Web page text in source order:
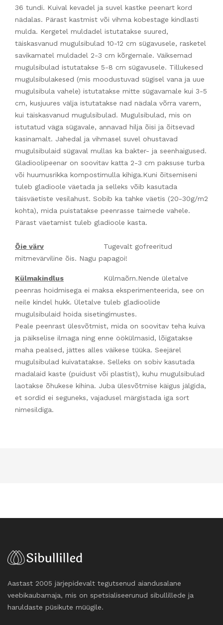
36 tundi. Kuival kevadel ja suvel kastke peenart kord
nädalas. Pärast kastmist või vihma kobestage kindlasti
mulda. Kergetel muldadel istutatakse suured,
täiskasvanud mugulsibulad 10-12 cm sügavusele, rasketel
savikamatel muldadel 2-3 cm kõrgemale. Väiksemad
mugulsibulad istutatakse 5-8 cm sügavusele. Tillukesed
mugulsibulakesed (mis moodustuvad sügisel vana ja uue
mugulsibula vahele) istutatakse mitte sügavamale kui 3-5
cm, kusjuures välja istutatakse nad nädala võrra varem,
kui täiskasvanud mugulsibulad. Mugulsibulad, mis on
istutatud väga sügavale, annavad hilja õisi ja õitsevad
kasinamalt. Jahedal ja vihmasel suvel ohustavad
mugulsibulaid sügaval mullas ka bakter- ja seenhaigused.
Gladioolipeenar on soovitav katta 2-3 cm paksuse turba
või huumusrikka kompostimulla kihiga.Kuni õitsemiseni
tuleb gladioole väetada ja selleks võib kasutada
täisväetiste vesilahust. Sobib ka tahke väetis (20-30g/m2
kohta), mida puistatakse peenrasse taimede vahele.
Pärast väetamist tuleb gladioole kasta.
Õie värv Tugevalt gofreeritud
mitmevärviline õis. Nagu papagoi!
Külmakindlus Külmaõrn.Nende ületalve
peenras hoidmisega ei maksa eksperimenteerida, see on
neile kindel hukk. Ületalve tuleb gladioolide
mugulsibulaid hoida sisetingimustes.
Peale peenrast ülesvõtmist, mida on soovitav teha kuiva
ja päikselise ilmaga ning enne öökülmasid, lõigatakse
maha pealsed, jättes alles väikese tüüka. Seejärel
mugulsibulad kuivatatakse. Selleks on sobiv kasutada
madalaid kaste (puidust või plastist), kuhu mugulsibulad
laotakse õhukese kihina. Juba ülesvõtmise käigus jälgida,
et sordid ei seguneks, vajadusel märgistada iga sort
nimesildiga.
Aastast 2005 järjepidevalt tegutsenud aiandusalane
veebikaubamaja, mis on spetsialiseerunud sibullillede ja
haruldaste püsikute müügile.